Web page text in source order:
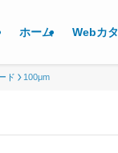
ホーム Webカ
ド 100μm